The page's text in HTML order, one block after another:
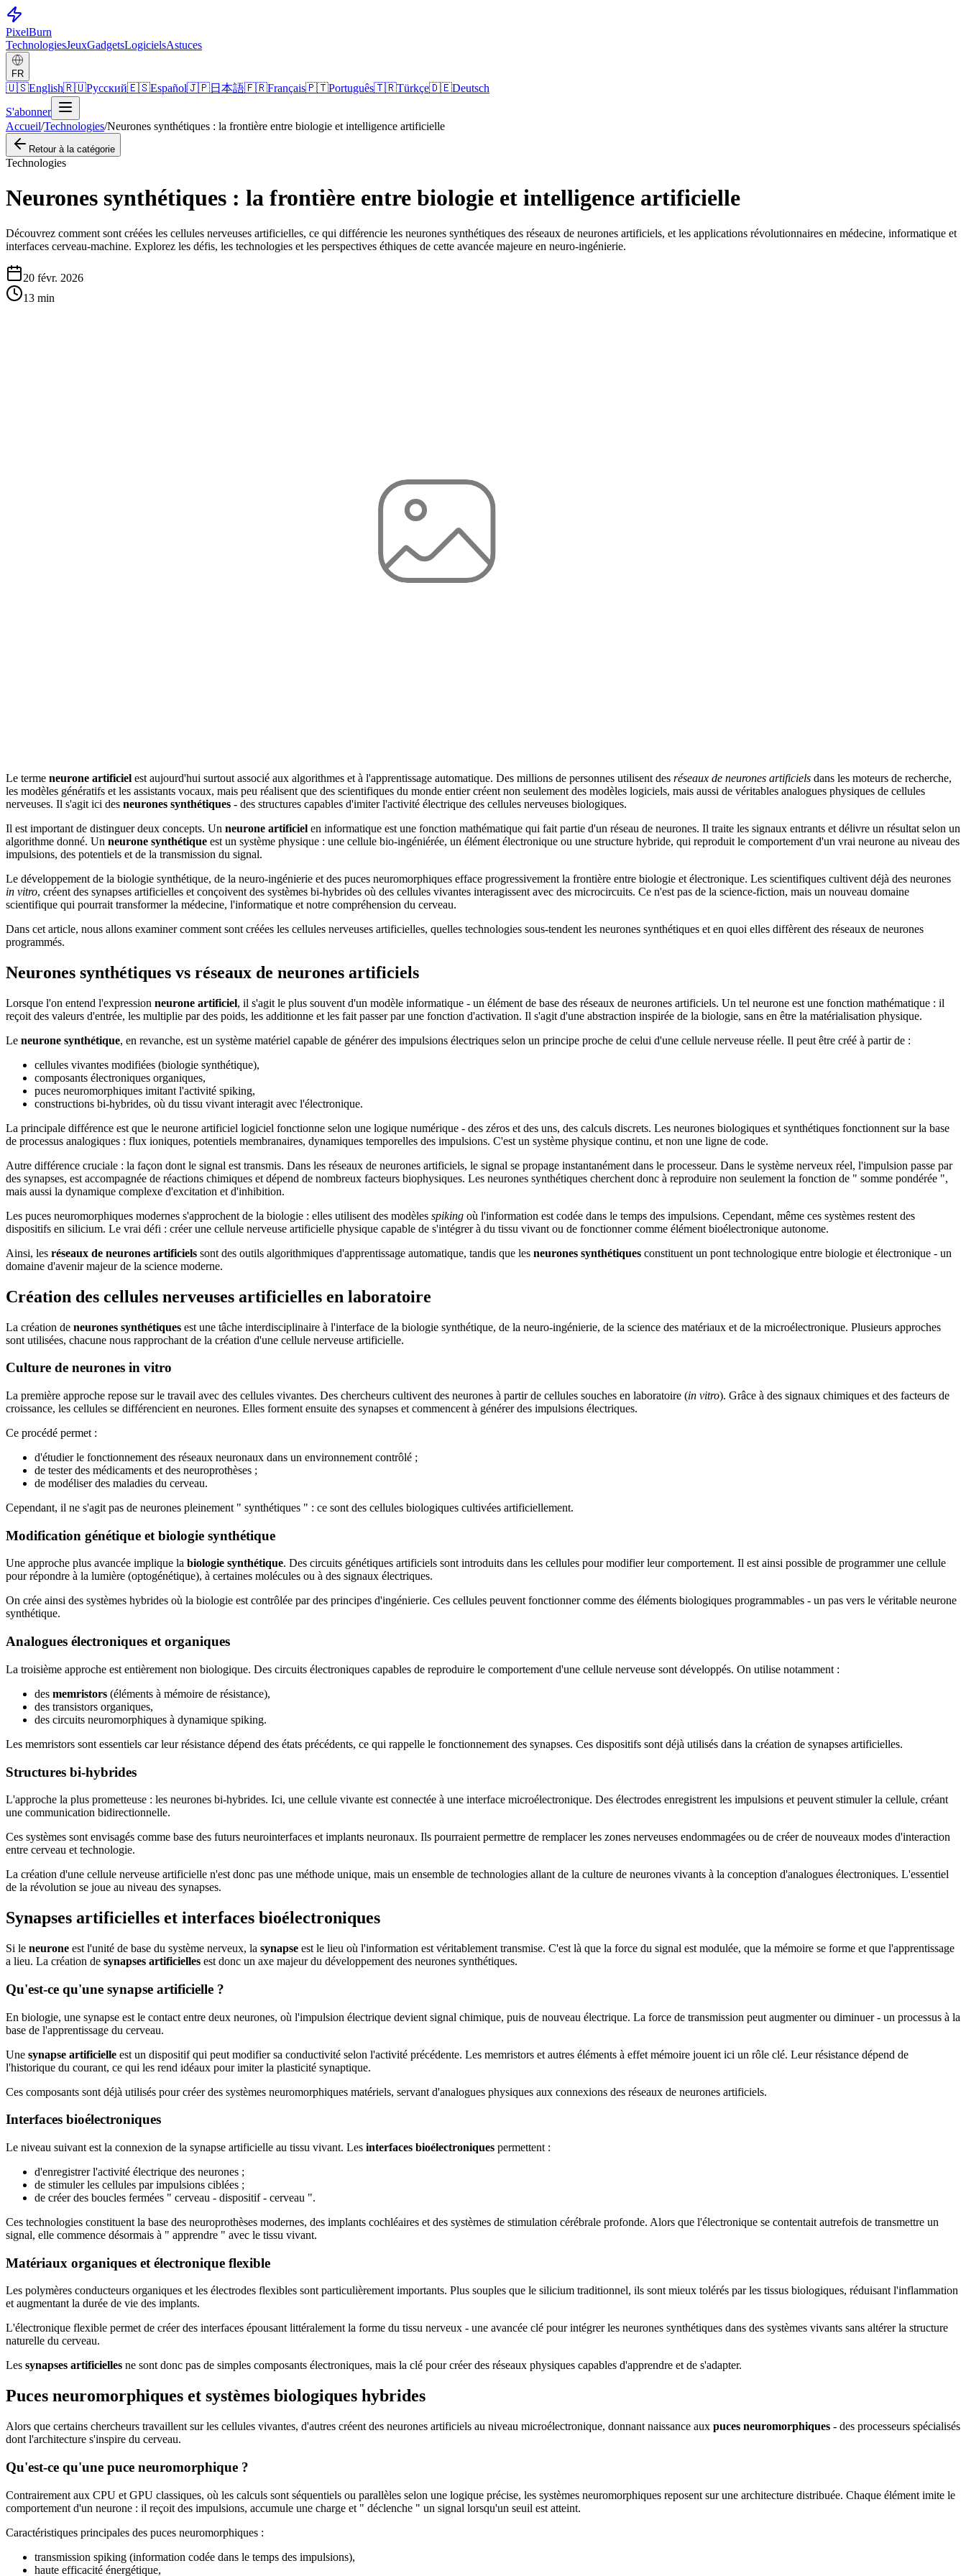
PixelBurn
TechnologiesJeuxGadgetsLogicielsAstuces
FR
🇺🇸English🇷🇺Русский🇪🇸Español🇯🇵日本語🇫🇷Français🇵🇹Português🇹🇷Türkçe🇩🇪Deutsch
S'abonner
Accueil/Technologies/Neurones synthétiques : la frontière entre biologie et intelligence artificielle
Retour à la catégorie
Technologies
Neurones synthétiques : la frontière entre biologie et intelligence artificielle
Découvrez comment sont créées les cellules nerveuses artificielles, ce qui différencie les neurones synthétiques des réseaux de neurones artificiels, et les applications révolutionnaires en médecine, informatique et
interfaces cerveau-machine. Explorez les défis, les technologies et les perspectives éthiques de cette avancée majeure en neuro-ingénierie.
20 févr. 2026
13 min
Le terme neurone artificiel est aujourd'hui surtout associé aux algorithmes et à l'apprentissage automatique. Des millions de personnes utilisent des réseaux de neurones artificiels dans les moteurs de recherche,
les modèles génératifs et les assistants vocaux, mais peu réalisent que des scientifiques du monde entier créent non seulement des modèles logiciels, mais aussi de véritables analogues physiques de cellules
nerveuses. Il s'agit ici des neurones synthétiques - des structures capables d'imiter l'activité électrique des cellules nerveuses biologiques.
Il est important de distinguer deux concepts. Un neurone artificiel en informatique est une fonction mathématique qui fait partie d'un réseau de neurones. Il traite les signaux entrants et délivre un résultat selon un
algorithme donné. Un neurone synthétique est un système physique : une cellule bio-ingéniérée, un élément électronique ou une structure hybride, qui reproduit le comportement d'un vrai neurone au niveau des
impulsions, des potentiels et de la transmission du signal.
Le développement de la biologie synthétique, de la neuro-ingénierie et des puces neuromorphiques efface progressivement la frontière entre biologie et électronique. Les scientifiques cultivent déjà des neurones
in vitro, créent des synapses artificielles et conçoivent des systèmes bi-hybrides où des cellules vivantes interagissent avec des microcircuits. Ce n'est pas de la science-fiction, mais un nouveau domaine
scientifique qui pourrait transformer la médecine, l'informatique et notre compréhension du cerveau.
Dans cet article, nous allons examiner comment sont créées les cellules nerveuses artificielles, quelles technologies sous-tendent les neurones synthétiques et en quoi elles diffèrent des réseaux de neurones
programmés.
Neurones synthétiques vs réseaux de neurones artificiels
Lorsque l'on entend l'expression neurone artificiel, il s'agit le plus souvent d'un modèle informatique - un élément de base des réseaux de neurones artificiels. Un tel neurone est une fonction mathématique : il
reçoit des valeurs d'entrée, les multiplie par des poids, les additionne et les fait passer par une fonction d'activation. Il s'agit d'une abstraction inspirée de la biologie, sans en être la matérialisation physique.
Le neurone synthétique, en revanche, est un système matériel capable de générer des impulsions électriques selon un principe proche de celui d'une cellule nerveuse réelle. Il peut être créé à partir de :
cellules vivantes modifiées (biologie synthétique),
composants électroniques organiques,
puces neuromorphiques imitant l'activité spiking,
constructions bi-hybrides, où du tissu vivant interagit avec l'électronique.
La principale différence est que le neurone artificiel logiciel fonctionne selon une logique numérique - des zéros et des uns, des calculs discrets. Les neurones biologiques et synthétiques fonctionnent sur la base
de processus analogiques : flux ioniques, potentiels membranaires, dynamiques temporelles des impulsions. C'est un système physique continu, et non une ligne de code.
Autre différence cruciale : la façon dont le signal est transmis. Dans les réseaux de neurones artificiels, le signal se propage instantanément dans le processeur. Dans le système nerveux réel, l'impulsion passe par
des synapses, est accompagnée de réactions chimiques et dépend de nombreux facteurs biophysiques. Les neurones synthétiques cherchent donc à reproduire non seulement la fonction de " somme pondérée ",
mais aussi la dynamique complexe d'excitation et d'inhibition.
Les puces neuromorphiques modernes s'approchent de la biologie : elles utilisent des modèles spiking où l'information est codée dans le temps des impulsions. Cependant, même ces systèmes restent des
dispositifs en silicium. Le vrai défi : créer une cellule nerveuse artificielle physique capable de s'intégrer à du tissu vivant ou de fonctionner comme élément bioélectronique autonome.
Ainsi, les réseaux de neurones artificiels sont des outils algorithmiques d'apprentissage automatique, tandis que les neurones synthétiques constituent un pont technologique entre biologie et électronique - un
domaine d'avenir majeur de la science moderne.
Création des cellules nerveuses artificielles en laboratoire
La création de neurones synthétiques est une tâche interdisciplinaire à l'interface de la biologie synthétique, de la neuro-ingénierie, de la science des matériaux et de la microélectronique. Plusieurs approches
sont utilisées, chacune nous rapprochant de la création d'une cellule nerveuse artificielle.
Culture de neurones in vitro
La première approche repose sur le travail avec des cellules vivantes. Des chercheurs cultivent des neurones à partir de cellules souches en laboratoire (in vitro). Grâce à des signaux chimiques et des facteurs de
croissance, les cellules se différencient en neurones. Elles forment ensuite des synapses et commencent à générer des impulsions électriques.
Ce procédé permet :
d'étudier le fonctionnement des réseaux neuronaux dans un environnement contrôlé ;
de tester des médicaments et des neuroprothèses ;
de modéliser des maladies du cerveau.
Cependant, il ne s'agit pas de neurones pleinement " synthétiques " : ce sont des cellules biologiques cultivées artificiellement.
Modification génétique et biologie synthétique
Une approche plus avancée implique la biologie synthétique. Des circuits génétiques artificiels sont introduits dans les cellules pour modifier leur comportement. Il est ainsi possible de programmer une cellule
pour répondre à la lumière (optogénétique), à certaines molécules ou à des signaux électriques.
On crée ainsi des systèmes hybrides où la biologie est contrôlée par des principes d'ingénierie. Ces cellules peuvent fonctionner comme des éléments biologiques programmables - un pas vers le véritable neurone
synthétique.
Analogues électroniques et organiques
La troisième approche est entièrement non biologique. Des circuits électroniques capables de reproduire le comportement d'une cellule nerveuse sont développés. On utilise notamment :
des memristors (éléments à mémoire de résistance),
des transistors organiques,
des circuits neuromorphiques à dynamique spiking.
Les memristors sont essentiels car leur résistance dépend des états précédents, ce qui rappelle le fonctionnement des synapses. Ces dispositifs sont déjà utilisés dans la création de synapses artificielles.
Structures bi-hybrides
L'approche la plus prometteuse : les neurones bi-hybrides. Ici, une cellule vivante est connectée à une interface microélectronique. Des électrodes enregistrent les impulsions et peuvent stimuler la cellule, créant
une communication bidirectionnelle.
Ces systèmes sont envisagés comme base des futurs neurointerfaces et implants neuronaux. Ils pourraient permettre de remplacer les zones nerveuses endommagées ou de créer de nouveaux modes d'interaction
entre cerveau et technologie.
La création d'une cellule nerveuse artificielle n'est donc pas une méthode unique, mais un ensemble de technologies allant de la culture de neurones vivants à la conception d'analogues électroniques. L'essentiel
de la révolution se joue au niveau des synapses.
Synapses artificielles et interfaces bioélectroniques
Si le neurone est l'unité de base du système nerveux, la synapse est le lieu où l'information est véritablement transmise. C'est là que la force du signal est modulée, que la mémoire se forme et que l'apprentissage
a lieu. La création de synapses artificielles est donc un axe majeur du développement des neurones synthétiques.
Qu'est-ce qu'une synapse artificielle ?
En biologie, une synapse est le contact entre deux neurones, où l'impulsion électrique devient signal chimique, puis de nouveau électrique. La force de transmission peut augmenter ou diminuer - un processus à la
base de l'apprentissage du cerveau.
Une synapse artificielle est un dispositif qui peut modifier sa conductivité selon l'activité précédente. Les memristors et autres éléments à effet mémoire jouent ici un rôle clé. Leur résistance dépend de
l'historique du courant, ce qui les rend idéaux pour imiter la plasticité synaptique.
Ces composants sont déjà utilisés pour créer des systèmes neuromorphiques matériels, servant d'analogues physiques aux connexions des réseaux de neurones artificiels.
Interfaces bioélectroniques
Le niveau suivant est la connexion de la synapse artificielle au tissu vivant. Les interfaces bioélectroniques permettent :
d'enregistrer l'activité électrique des neurones ;
de stimuler les cellules par impulsions ciblées ;
de créer des boucles fermées " cerveau - dispositif - cerveau ".
Ces technologies constituent la base des neuroprothèses modernes, des implants cochléaires et des systèmes de stimulation cérébrale profonde. Alors que l'électronique se contentait autrefois de transmettre un
signal, elle commence désormais à " apprendre " avec le tissu vivant.
Matériaux organiques et électronique flexible
Les polymères conducteurs organiques et les électrodes flexibles sont particulièrement importants. Plus souples que le silicium traditionnel, ils sont mieux tolérés par les tissus biologiques, réduisant l'inflammation
et augmentant la durée de vie des implants.
L'électronique flexible permet de créer des interfaces épousant littéralement la forme du tissu nerveux - une avancée clé pour intégrer les neurones synthétiques dans des systèmes vivants sans altérer la structure
naturelle du cerveau.
Les synapses artificielles ne sont donc pas de simples composants électroniques, mais la clé pour créer des réseaux physiques capables d'apprendre et de s'adapter.
Puces neuromorphiques et systèmes biologiques hybrides
Alors que certains chercheurs travaillent sur les cellules vivantes, d'autres créent des neurones artificiels au niveau microélectronique, donnant naissance aux puces neuromorphiques - des processeurs spécialisés
dont l'architecture s'inspire du cerveau.
Qu'est-ce qu'une puce neuromorphique ?
Contrairement aux CPU et GPU classiques, où les calculs sont séquentiels ou parallèles selon une logique précise, les systèmes neuromorphiques reposent sur une architecture distribuée. Chaque élément imite le
comportement d'un neurone : il reçoit des impulsions, accumule une charge et " déclenche " un signal lorsqu'un seuil est atteint.
Caractéristiques principales des puces neuromorphiques :
transmission spiking (information codée dans le temps des impulsions),
haute efficacité énergétique,